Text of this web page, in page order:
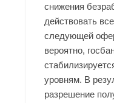
снижения
действовать
следующей
вероятно,
уровням. В
разрешение